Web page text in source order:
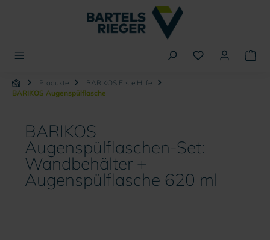
Produkte
BARIKOS Erste Hilfe
BARIKOS Augenspülflasche
BARIKOS
Augenspülflaschen-Set:
Wandbehälter +
Augenspülflasche 620 ml